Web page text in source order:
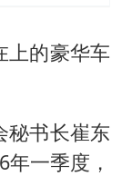
上的豪华车
秘书长崔东
一季度，